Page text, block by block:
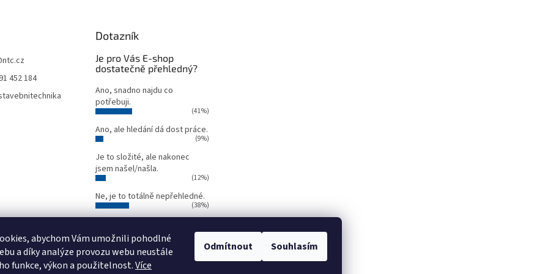
abychom Vám umožnili pohodlné
a díky analýze provozu webu neustále
funkce, výkon a použitelnost.Více
Odmítnout Souhlasím
ntc.cz
452 184
Dotazník
Je pro Vás E-shop
dostatečně přehledný?
Ano, snadno najdu co
potřebuji.
(41%)
Ano, ale hledání dá dost práce.
(9%)
Je to složité, ale nakonec
jsem našel/našla.
(12%)
Ne, je to totálně nepřehledné.
(38%)
Oficiální webové stránky NTC Půjčovna stavebních strojů NTC